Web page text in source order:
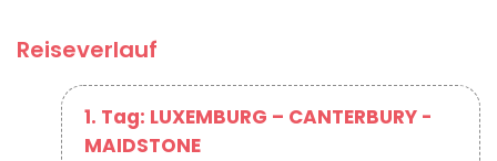
Reiseverlauf
1. Tag: LUXEMBURG – CANTERBURY -
MAIDSTONE